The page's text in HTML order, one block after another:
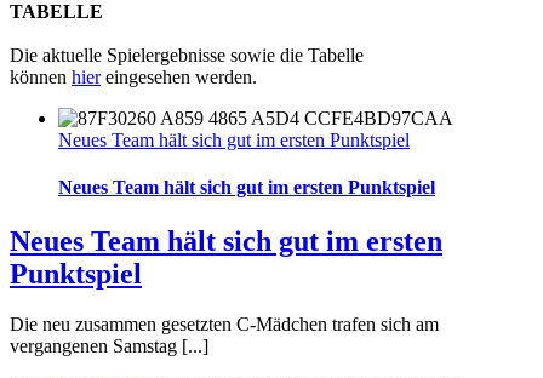
TABELLE
Die aktuelle Spielergebnisse sowie die Tabelle
können hiereingesehen werden.
Neues Team hält sich gut im ersten Punktspiel
Neues Team hält sich gut im ersten Punktspiel
Neues Team hält sich gut im ersten
Punktspiel
Die neu zusammen gesetzten C-Mädchen trafen sich am
vergangenen Samstag [...]